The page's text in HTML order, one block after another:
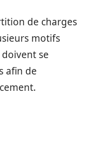
de charges
motifs
se
afin de